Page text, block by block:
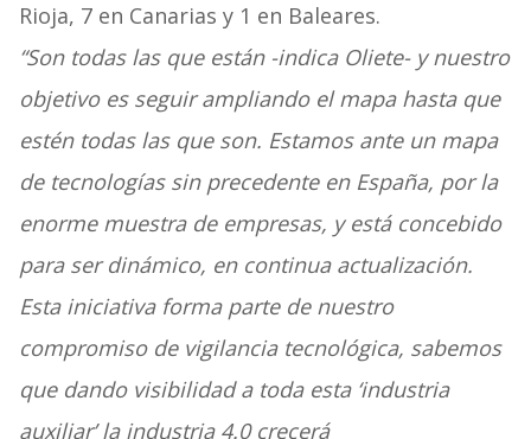
Rioja, 7 en Canarias y 1 en Baleares.
“Son todas las que están -indica Oliete- y nuestro
objetivo es seguir ampliando el mapa hasta que
estén todas las que son. Estamos ante un mapa
de tecnologías sin precedente en España, por la
enorme muestra de empresas, y está concebido
para ser dinámico, en continua actualización.
Esta iniciativa forma parte de nuestro
compromiso de vigilancia tecnológica, sabemos
que dando visibilidad a toda esta ‘industria
auxiliar’ la industria 4.0 crecerá